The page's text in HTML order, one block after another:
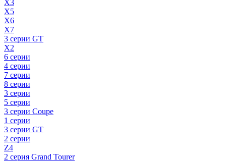
X3
X5
X6
X7
3 серии GT
X2
6 серии
4 серии
7 серии
8 серии
3 серии
5 серии
3 серии Coupe
1 серии
3 серии GT
2 серии
Z4
2 серия Grand Tourer